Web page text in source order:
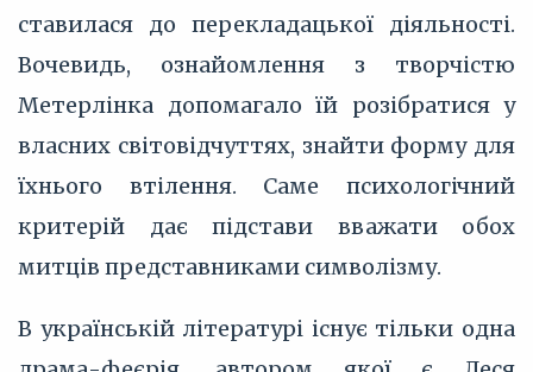
ставилася до перекладацької діяльності.
Вочевидь, ознайомлення з творчістю
Метерлінка допомагало їй розібратися у
власних світовідчуттях, знайти форму для
їхнього втілення. Саме психологічний
критерій дає підстави вважати обох
митців представниками символізму.
В українській літературі існує тільки одна